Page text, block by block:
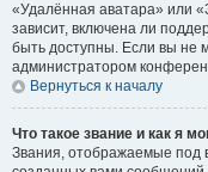
«Удалённая аватара» или
зависит, включена ли
быть доступны. Если вы не
администратором
Вернуться к началу
Что такое звание и как я
Звания, отображаемые под